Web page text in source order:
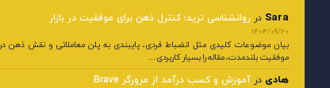
Sara در روانشناسی ترید؛ کنترل ذهن برای موفقیت در بازار
1404/09/20
بیان موضوعات کلیدی مثل انضباط فردی، پایبندی به پلن معاملاتی و نقش ذهن در
موفقیت بلندمدت، مقاله را بسیار کاربردی…
هادی در آموزش و کسب درآمد از مرورگر Brave